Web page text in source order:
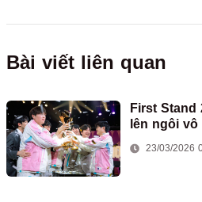
Bài viết liên quan
First
lên ngôi vô
23/03/2026